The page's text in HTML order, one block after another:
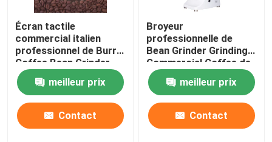
Écran tactile
commercial italien
professionnel de Burr
Coffee Bean Grinder
With LED
meilleur prix
Contact
Broyeur
professionnelle de
Bean Grinder Grinding
Commercial Coffee de
café d'expresso
meilleur prix
Contact